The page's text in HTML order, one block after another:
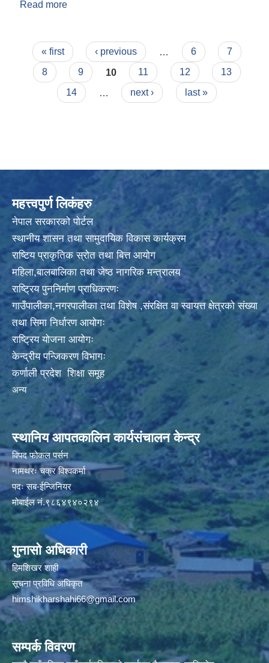
Read more
Pages
« first ‹ previous 6
7
8
9 10 11 12
13
14
next › last »
महत्त्वपुर्ण लिकंहरु
नेपाल सरकारको पोर्टल
स्थानीय शासन तथा सामुदायिक विकास कार्यक्रम
राष्टिय प्राकृतिक स्रोत तथा बित्त आयोग
महिला,बालबालिका तथा जेष्ठ नागरिक मन्त्रालय
राष्ट्रिय पुननिर्माण प्राधिकरणः
गाउँपालीका,नगरपालीका तथा विशेष ,संरक्षित वा स्वायत्त क्षेत्रको संख्या
तथा सिमा निर्धारण आयोगः
राष्ट्रिय योजना आयोगः
केन्द्रीय पन्जिकरण विभागः
कर्णाली प्रदेश शिक्षा समूह
अन्य
स्थानिय आपतकालिन कार्यसंचालन केन्द्र
विपद फोकल पर्सन
नामथरः चक्र विश्वकर्मा
पदः सब-ईन्जिनियर
मोबाईल नं.९८६४९४०२९४
गुनासो अधिकारी
हिमशिखर शाही
सूचना प्रविधि अधिकृत
himshikharshahi66@gmail.com
सम्पर्क विवरण